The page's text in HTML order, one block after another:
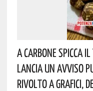
A Carbone Spicca
Lancia Un Avviso
Rivolto A Grafici,